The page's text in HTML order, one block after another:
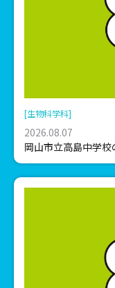
[生物科学科]
2026.08.07
岡山市立高島中学